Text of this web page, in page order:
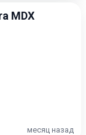
MDX
месяц назад